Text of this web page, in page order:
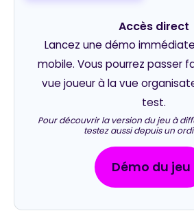
Accès direct
Lancez une démo
mobile. Vous pourrez passer
vue joueur à la vue
test.
Pour découvrir la version du jeu à
testez aussi depuis un
Démo du jeu